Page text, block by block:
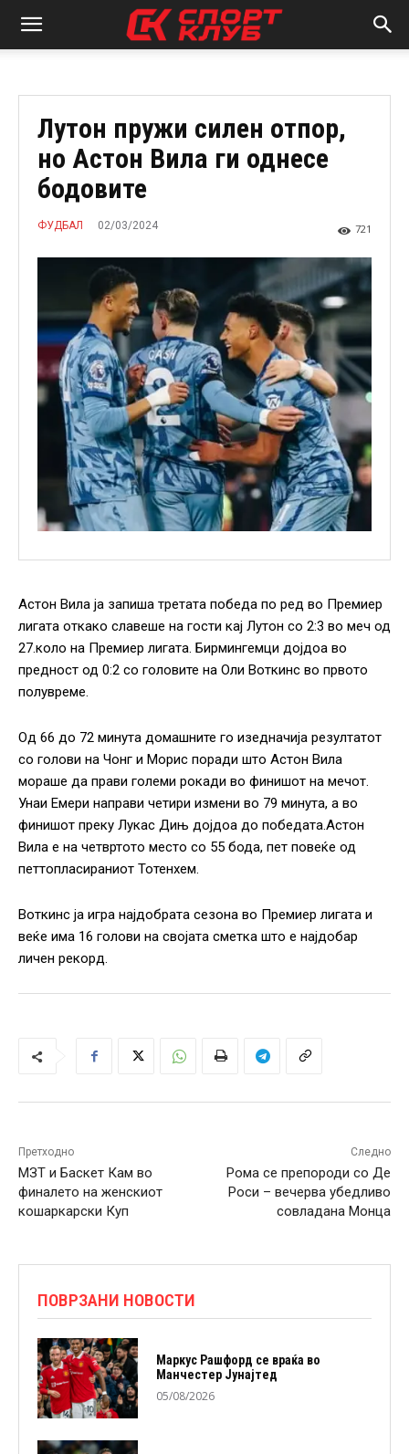
Лутон пружи силен отпор,
но Астон Вила ги однесе
бодовите
ФУДБАЛ 02/03/2024 721
Астон Вила ја запиша третата победа по ред во Премиер
лигата откако славеше на гости кај Лутон со 2:3 во меч од
27.коло на Премиер лигата. Бирмингемци дојдоа во
предност од 0:2 со головите на Оли Воткинс во првото
полувреме.
Од 66 до 72 минута домашните го изедначија резултатот
со голови на Чонг и Морис поради што Астон Вила
мораше да прави големи рокади во финишот на мечот.
Унаи Емери направи четири измени во 79 минута, а во
финишот преку Лукас Дињ дојдоа до победата.Астон
Вила е на четвртото место со 55 бода, пет повеќе од
петтопласираниот Тотенхем.
Воткинс ја игра најдобрата сезона во Премиер лигата и
веќе има 16 голови на својата сметка што е најдобар
личен рекорд.
Претходно
МЗТ и Баскет Кам во
финалето на женскиот
кошаркарски Куп
Следно
Рома се препороди со Де
Роси – вечерва убедливо
совладана Монца
ПОВРЗАНИ НОВОСТИ
Маркус Рашфорд се враќа во
Манчестер Јунајтед
05/08/2026